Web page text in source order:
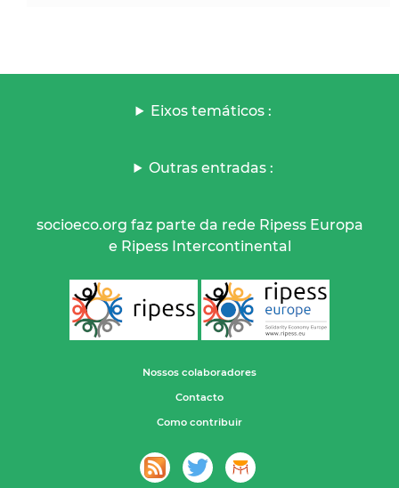
Eixos temáticos :
Outras entradas :
socioeco.org faz parte da rede Ripess Europa
e Ripess Intercontinental
Nossos colaboradores
Contacto
Como contribuir